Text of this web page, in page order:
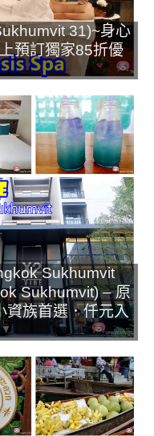
31)~身心
預訂獨家85折優
Sukhumvit
Sukhumvit) – 原
資族首選．仟元入